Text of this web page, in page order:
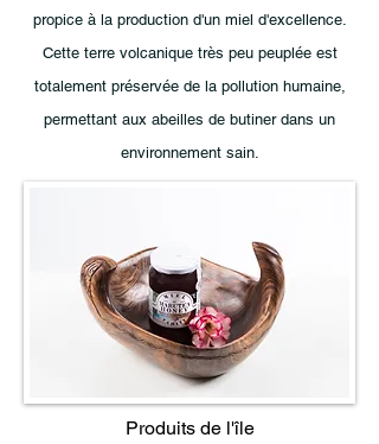
propice à la production d'un miel d'excellence.
Cette terre volcanique très peu peuplée est
totalement préservée de la pollution humaine,
permettant aux abeilles de butiner dans un
environnement sain.
Produits de l'île